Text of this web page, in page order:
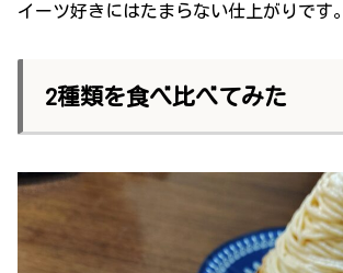
イーツ好きにはたまらない仕上がりです。
2種類を食べ比べてみた